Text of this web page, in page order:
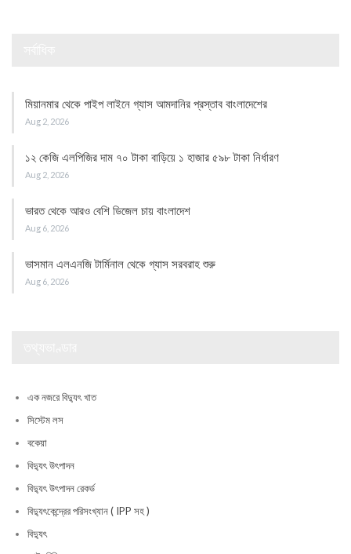
মিয়ানমার থেকে পাইপ লাইনে গ্যাস আমদানির প্রস্তাব বাংলাদেশের
Aug 2, 2026
১২ কেজি এলপিজির দাম ৭০ টাকা বাড়িয়ে ১ হাজার ৫৯৮ টাকা নির্ধারণ
Aug 2, 2026
ভারত থেকে আরও বেশি ডিজেল চায় বাংলাদেশ
Aug 6, 2026
ভাসমান এলএনজি টার্মিনাল থেকে গ্যাস সরবরাহ শুরু
Aug 6, 2026
এক নজরে বিদ্যুৎ খাত
সিস্টেম লস
বকেয়া
বিদ্যুৎ উৎপাদন
বিদ্যুৎ উৎপাদন রেকর্ড
বিদ্যুৎকেন্দ্রের পরিসংখ্যান ( IPP সহ )
বিদ্যুৎ